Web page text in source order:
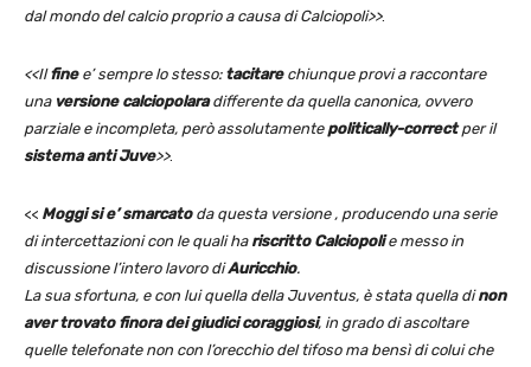
dal mondo del calcio proprio a causa di Calciopoli>>.
<<Ilfinee’ sempre lo stesso: tacitarechiunque provi a raccontare
una versione calciopolaradifferente da quella canonica, ovvero
parziale e incompleta, però assolutamente politically-correctper il
sistema anti Juve>>.
<< Moggi si e’ smarcatoda questa versione , producendo una serie
di intercettazioni con le quali ha riscritto Calciopolie messo in
discussione l’intero lavoro diAuricchio.
La sua sfortuna, e con lui quella della Juventus, è stata quella dinon
aver trovato finora dei giudici coraggiosi, in grado di ascoltare
quelle telefonate non con l’orecchio del tifoso ma bensì di colui che